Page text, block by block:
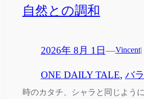
自然との調和
2026年 8月 1日—Vincent|
ONE DAILY TALE, バ
時のカタチ、シャラと同じよう